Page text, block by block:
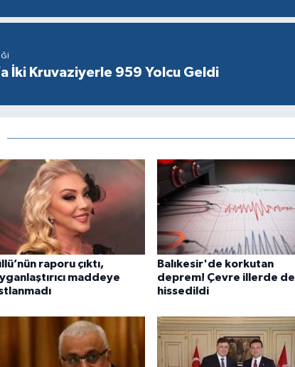
İki Kruvaziyerle 959 Yolcu Geldi
raporu çıktı,
maddeye
Balıkesir'de korkutan
deprem! Çevre illerde de
hissedildi